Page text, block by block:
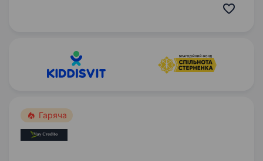
Гаряча